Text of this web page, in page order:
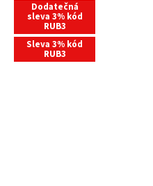
Dodatečná
sleva 3% kód
RUB3
Sleva 3% kód
RUB3